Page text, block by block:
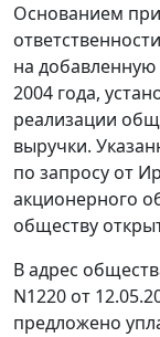
Основанием
на добавленную
2004 года,
реализации
выручки.
по запросу от
акционерного
обществу
В адрес
N1220 от
предложено